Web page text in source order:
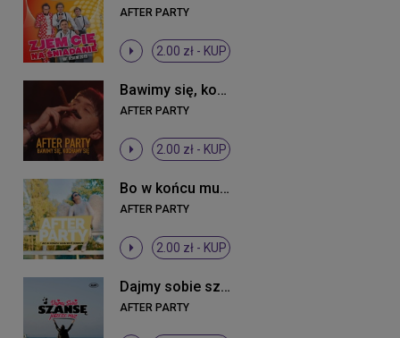
AFTER PARTY
2.00 zł - KUP
Bawimy się, kochamy się
AFTER PARTY
2.00 zł - KUP
Bo w końcu musi być dobrze
AFTER PARTY
2.00 zł - KUP
Dajmy sobie szansę jeszcze raz
AFTER PARTY